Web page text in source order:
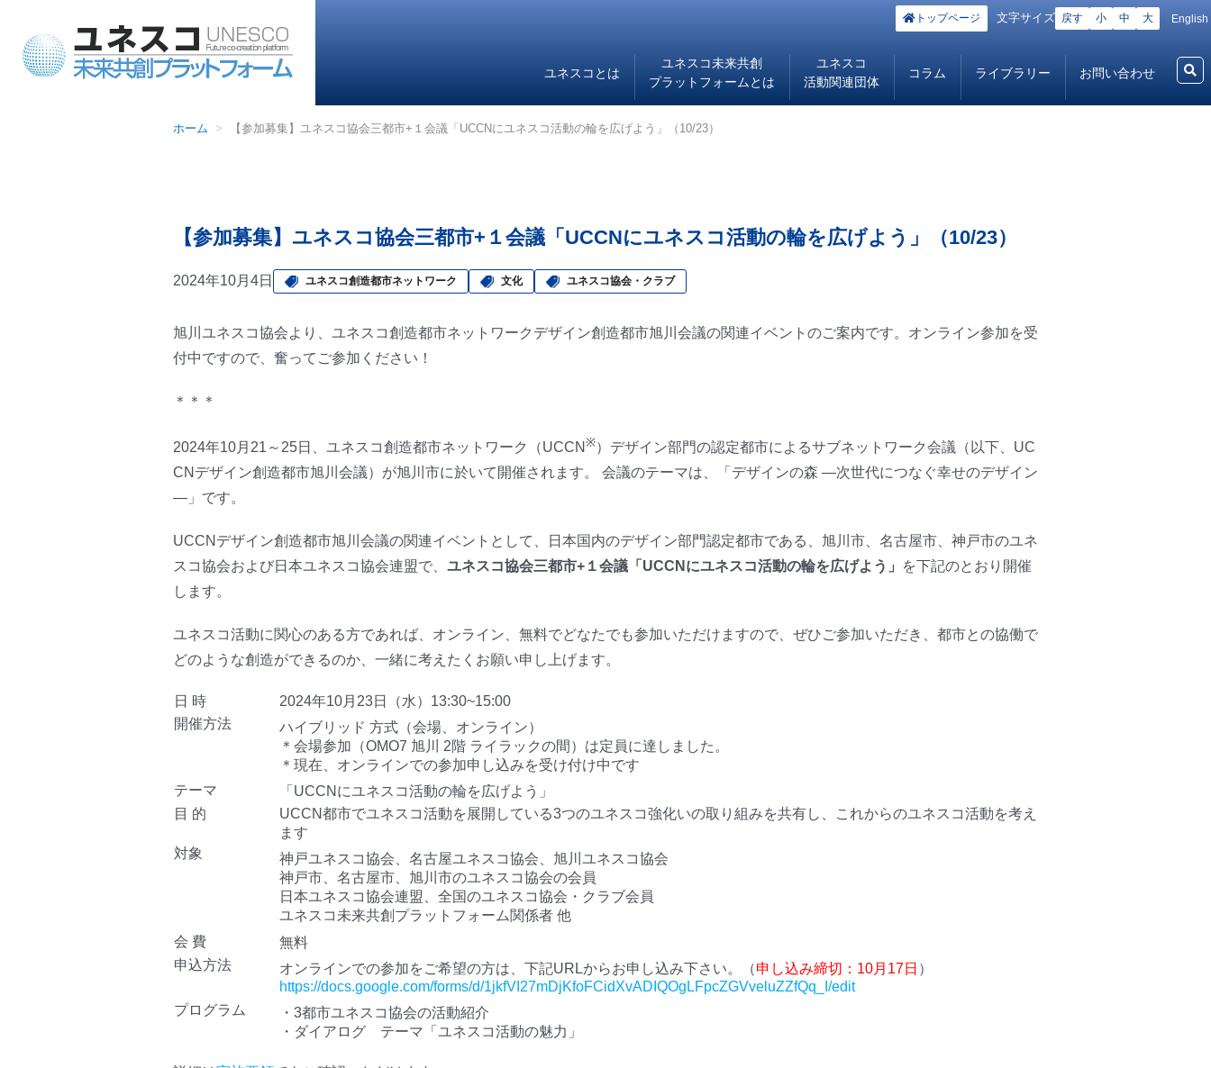
トップページ 文字サイズ 戻す 小 中 大 English
ユネスコとは
ユネスコ未来共創
プラットフォームとは
ユネスコ
活動関連団体
コラム ライブラリー お問い合わせ
ホーム 【参加募集】ユネスコ協会三都市+１会議「UCCNにユネスコ活動の輪を広げよう」（10/23）
【参加募集】ユネスコ協会三都市+１会議「UCCNにユネスコ活動の輪を広げよう」（10/23）
2024年10月4日 ユネスコ創造都市ネットワーク 文化 ユネスコ協会・クラブ
旭川ユネスコ協会より、ユネスコ創造都市ネットワークデザイン創造都市旭川会議の関連イベントのご案内です。オンライン参加を受
付中ですので、奮ってご参加ください！
＊＊＊
2024年10月21～25日、ユネスコ創造都市ネットワーク（UCCN ※）デザイン部門の認定都市によるサブネットワーク会議（以下、UC
CNデザイン創造都市旭川会議）が旭川市に於いて開催されます。 会議のテーマは、「デザインの森 ―次世代につなぐ幸せのデザイン
―」です。
UCCNデザイン創造都市旭川会議の関連イベントとして、日本国内のデザイン部門認定都市である、旭川市、名古屋市、神戸市のユネ
スコ協会および日本ユネスコ協会連盟で、 ユネスコ協会三都市+１会議「UCCNにユネスコ活動の輪を広げよう」
を下記のとおり開催
します。
ユネスコ活動に関心のある方であれば、オンライン、無料でどなたでも参加いただけますので、ぜひご参加いただき、都市との協働で
どのような創造ができるのか、一緒に考えたくお願い申し上げます。
日 時
2024年10月23日（水）13:30~15:00
開催方法
ハイブリッド 方式（会場、オンライン）
＊会場参加（OMO7 旭川 2階 ライラックの間）は定員に達しました。
＊現在、オンラインでの参加申し込みを受け付け中です
テーマ
「UCCNにユネスコ活動の輪を広げよう」
目 的
UCCN都市でユネスコ活動を展開している3つのユネスコ強化いの取り組みを共有し、これからのユネスコ活動を考え
ます
対象
神戸ユネスコ協会、名古屋ユネスコ協会、旭川ユネスコ協会
神戸市、名古屋市、旭川市のユネスコ協会の会員
日本ユネスコ協会連盟、全国のユネスコ協会・クラブ会員
ユネスコ未来共創プラットフォーム関係者 他
会 費
無料
申込方法
オンラインでの参加をご希望の方は、下記URLからお申し込み下さい。（申し込み締切：10月17日 ）
https://docs.google.com/forms/d/1jkfVI27mDjKfoFCidXvADIQOgLFpcZGVveluZZfQq_I/edit
プログラム
・3都市ユネスコ協会の活動紹介
・ダイアログ テーマ「ユネスコ活動の魅力」